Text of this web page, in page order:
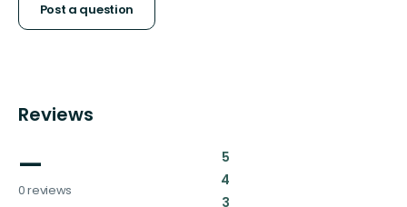
Post a question
Reviews
—
0 reviews
5:
4:
3: